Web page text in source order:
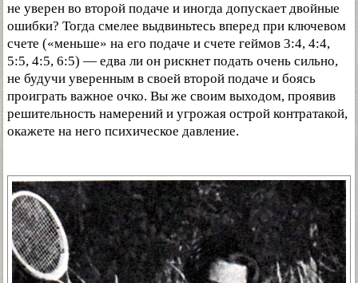
не уверен во второй подаче и иногда допускает двойные
ошибки? Тогда смелее выдвиньтесь вперед при ключевом
счете («меньше» на его подаче и счете геймов 3:4, 4:4,
5:5, 4:5, 6:5) — едва ли он рискнет подать очень сильно,
не будучи уверенным в своей второй подаче и боясь
проиграть важное очко. Вы же своим выходом, проявив
решительность намерений и угрожая острой контратакой,
окажете на него психическое давление.